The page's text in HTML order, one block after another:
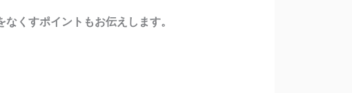
くすポイントもお伝えします。